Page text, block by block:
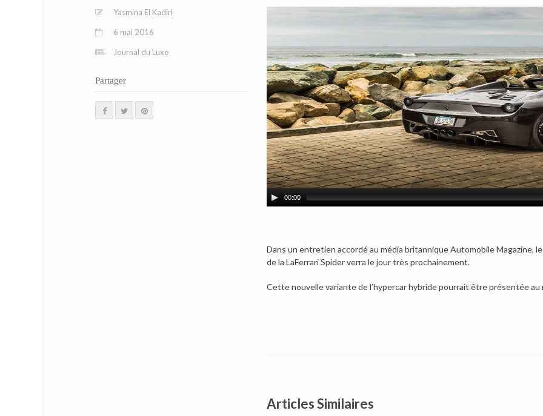
Yasmina El Kadiri
6 mai 2016
Journal du Luxe
Partager
00:00
Dans un entretien accordé au média britannique Automobile Magazine,
de la LaFerrari Spider verra le jour très prochainement.
Cette nouvelle variante de l’hypercar hybride pourrait être présentée au
Articles Similaires